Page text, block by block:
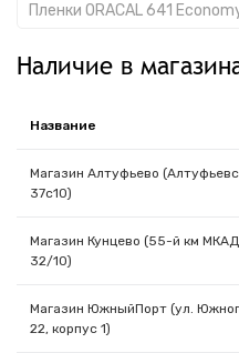
Пленки ORACAL 641
Наличие в
Название
Магазин Алтуфьево
37с10)
Магазин Кунцево (55-й км
32/10)
Магазин ЮжныйПорт (ул.
22, корпус 1)